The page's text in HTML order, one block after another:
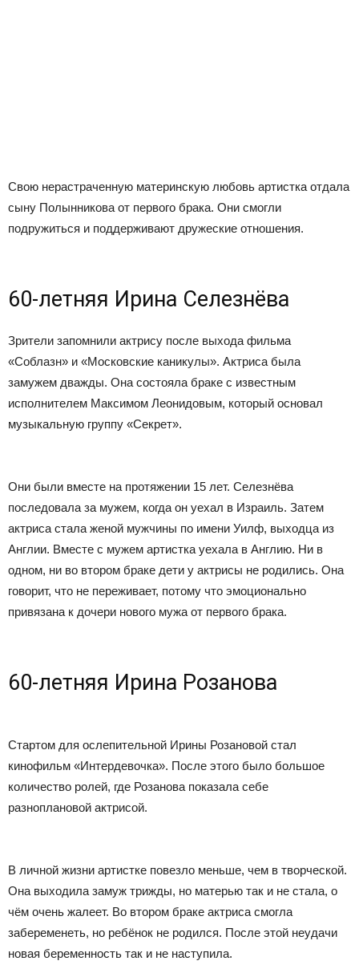
Свою нерастраченную материнскую любовь артистка отдала
сыну Полынникова от первого брака. Они смогли
подружиться и поддерживают дружеские отношения.
60-летняя Ирина Селезнёва
Зрители запомнили актрису после выхода фильма
«Соблазн» и «Московские каникулы». Актриса была
замужем дважды. Она состояла браке с известным
исполнителем Максимом Леонидовым, который основал
музыкальную группу «Секрет».
Они были вместе на протяжении 15 лет. Селезнёва
последовала за мужем, когда он уехал в Израиль. Затем
актриса стала женой мужчины по имени Уилф, выходца из
Англии. Вместе с мужем артистка уехала в Англию. Ни в
одном, ни во втором браке дети у актрисы не родились. Она
говорит, что не переживает, потому что эмоционально
привязана к дочери нового мужа от первого брака.
60-летняя Ирина Розанова
Стартом для ослепительной Ирины Розановой стал
кинофильм «Интердевочка». После этого было большое
количество ролей, где Розанова показала себе
разноплановой актрисой.
В личной жизни артистке повезло меньше, чем в творческой.
Она выходила замуж трижды, но матерью так и не стала, о
чём очень жалеет. Во втором браке актриса смогла
забеременеть, но ребёнок не родился. После этой неудачи
новая беременность так и не наступила.